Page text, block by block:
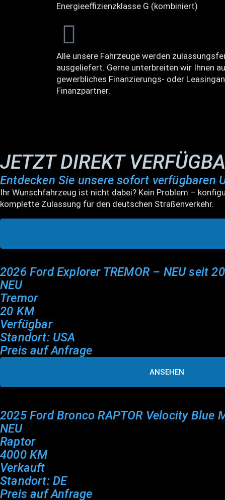
Energieeffizienzklasse G (kombiniert)
Alle unsere Fahrzeuge werden
ausgeliefert. Gerne unterbreiten wir Ihnen
gewerbliches Finanzierungs- oder
Finanzpartner.
JETZT DIREKT
Entdecken Sie unsere sofort verfügbaren
Ihr Wunschfahrzeug ist nicht dabei? Kein Problem –
komplette Zulassung für den deutschen Straßenverkehr.
2026 Ford Explorer TREMOR – NEU seit
NEU
Tremor
20 KM
Verfügbar
Standort: USA
Preis auf Anfrage
ANSEHEN
2025 Ford Bronco RAPTOR Velocity Blue
NEU
Raptor
4000 KM
Verkauft
Standort: DE
Preis auf Anfrage